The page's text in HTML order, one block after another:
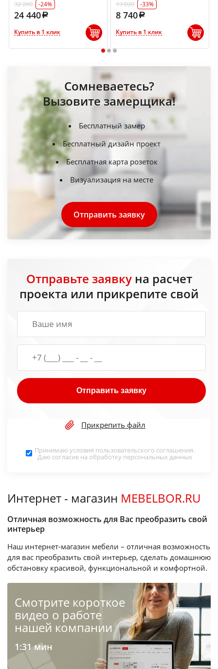
32 260 -24%
24 440
Купить в 1 клик
13 020 -33%
8 740
Купить в 1 клик
1 2 3
Сомневаетесь?
Вызовите замерщика!
Бесплатный замер
Бесплатный дизайн проект
Бесплатная карта розеток
Визуализация на месте
Отправить заявку
Отправьте заявкуна расчет
проекта или прикрепите свой
Отправить заявку
Прикрепить файл
Принимаю условия пользовательского соглашения.
Даю согласие на обработку персональных данных
Интернет - магазин MEBELBOR.RU
Отличная возможность для Вас преобразить свой
интерьер
Наш интернет-магазин мебели – отличная возможность
для вас преобразить свой интерьер, сделать домашнюю
обстановку красивой, функциональной и комфортной.
Cмотрите короткое
видео о работе
нашей компании
1:31 мин